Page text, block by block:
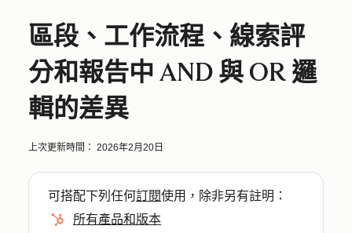
區段、工作流程、線索評
分和報告中 AND 與 OR 邏
輯的差異
上次更新時間： 2026年2月20日
可搭配下列任何訂閱使用，除非另有註明：
所有產品和版本